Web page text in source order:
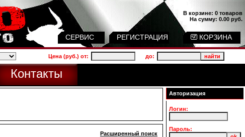
В корзине: 0 товаров
На сумму: 0.00 руб.
СЕРВИС РЕГИСТРАЦИЯ КОРЗИНА
Цена (руб.) от: до:
Контакты
Расширенный поиск
Авторизация
Логин:
Пароль: